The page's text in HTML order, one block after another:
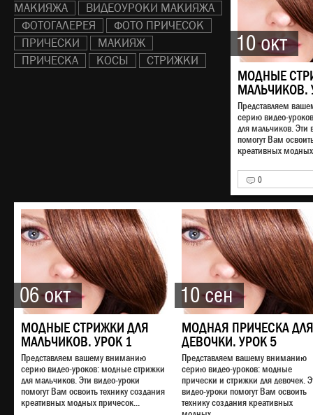
МАКИЯЖА
ВИДЕОУРОКИ МАКИЯЖА
ФОТОГАЛЕРЕЯ
ФОТО ПРИЧЕСОК
ПРИЧЕСКИ
МАКИЯЖ
ПРИЧЕСКА
КОСЫ СТРИЖКИ
10 окт
МОДНЫЕ
МАЛЬЧИКОВ.
Представляем
серию видео-
для мальчиков. Эти
помогут Вам
креативных
0
06 окт
МОДНЫЕ СТРИЖКИ ДЛЯ
МАЛЬЧИКОВ. УРОК 1
Представляем вашему вниманию
серию видео-уроков: модные стрижки
для мальчиков. Эти видео-уроки
помогут Вам освоить технику создания
креативных модных причесок...
10 сен
МОДНАЯ ПРИЧЕСКА ДЛЯ
ДЕВОЧКИ. УРОК 5
Представляем вашему вниманию
серию видео-уроков: модные
прически и стрижки для девочек.
видео-уроки помогут Вам освоить
технику создания креативных